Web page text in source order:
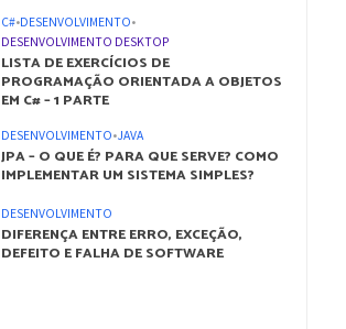
C#•DESENVOLVIMENTO•
DESENVOLVIMENTO DESKTOP
LISTA DE EXERCÍCIOS DE
PROGRAMAÇÃO ORIENTADA A OBJETOS
EM C# – 1 PARTE
DESENVOLVIMENTO•JAVA
JPA – O QUE É? PARA QUE SERVE? COMO
IMPLEMENTAR UM SISTEMA SIMPLES?
DESENVOLVIMENTO
DIFERENÇA ENTRE ERRO, EXCEÇÃO,
DEFEITO E FALHA DE SOFTWARE